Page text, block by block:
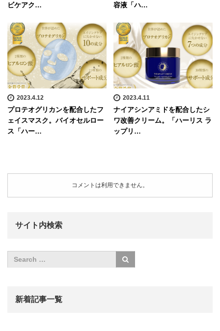
ビケアク…
容液「ハ…
2023.4.12
プロテオグリカンを配合したフ
ェイスマスク。バイオセルロー
ス「ハー…
2023.4.11
ナイアシンアミドを配合したシ
ワ改善クリーム。「ハーリス ラ
ップリ…
コメントは利用できません。
サイト内検索
新着記事一覧